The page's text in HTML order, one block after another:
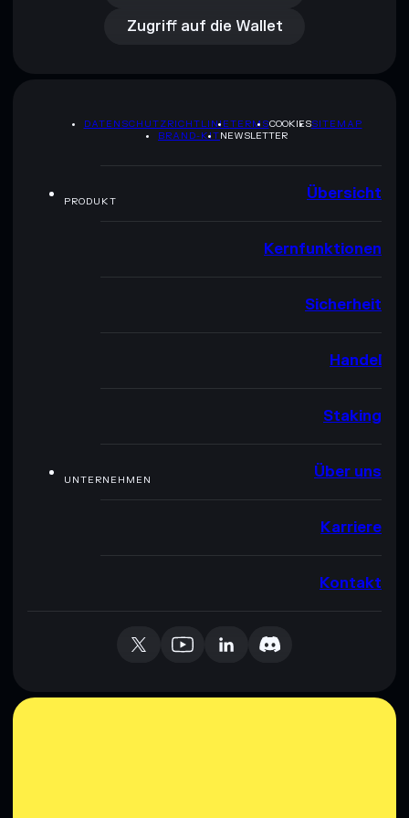
Zugriff auf die Wallet
DATENSCHUTZRICHTLINIETERMSCOOKIESSITEMAP
BRAND-KITNEWSLETTER
PRODUKT Übersicht
Kernfunktionen
Sicherheit
Handel
Staking
UNTERNEHMEN Über uns
Karriere
Kontakt